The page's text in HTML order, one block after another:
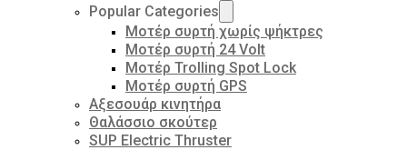
Popular Categories
Μοτέρ συρτή χωρίς ψήκτρες
Μοτέρ συρτή 24 Volt
Μοτέρ Trolling Spot Lock
Μοτέρ συρτή GPS
Αξεσουάρ κινητήρα
Θαλάσσιο σκούτερ
SUP Electric Thruster